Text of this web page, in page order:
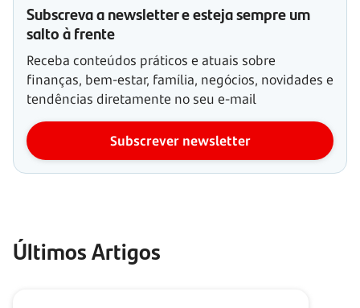
Subscreva a newsletter e esteja sempre um
salto à frente
Receba conteúdos práticos e atuais sobre
finanças, bem-estar, família, negócios, novidades e
tendências diretamente no seu e-mail
Subscrever newsletter
Últimos Artigos